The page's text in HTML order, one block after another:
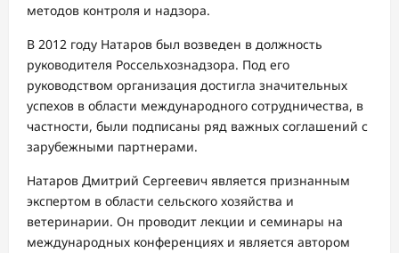
методов контроля и надзора.
В 2012 году Натаров был возведен в должность
руководителя Россельхознадзора. Под его
руководством организация достигла значительных
успехов в области международного сотрудничества, в
частности, были подписаны ряд важных соглашений с
зарубежными партнерами.
Натаров Дмитрий Сергеевич является признанным
экспертом в области сельского хозяйства и
ветеринарии. Он проводит лекции и семинары на
международных конференциях и является автором